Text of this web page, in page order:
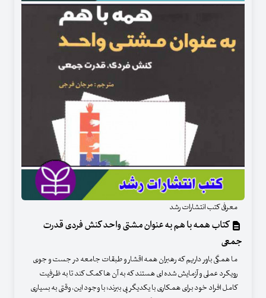
معرفی کتب انتشارات رشد
کتاب همه با هم به عنوان مشتی واحد کنش فردی قدرت
جمعی
ما همگی باور داریم که رهبران همه اقشار و طبقات جامعه در جست و جوی
رویکرد عملی و آزمایش شده ای هستند که به آن ها کمک کند تا به ظرفیت
کامل افراد خود برای همکاری با یکدیگر پی ببرند؛ با وجود این، وقتی به بسیاری